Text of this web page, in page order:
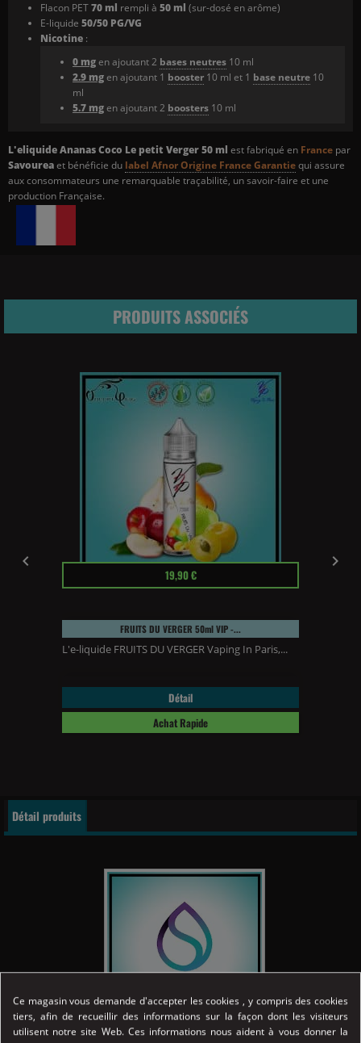
Flacon PET70 ml rempli à 50 ml (sur-dosé en arôme)
E-liquide 50/50 PG/VG
Nicotine :
0 mgen ajoutant 2 bases neutres 10 ml
2.9 mgen ajoutant 1 booster 10 ml et 1 base neutre 10
ml
5.7 mgen ajoutant 2 boosters 10 ml
L'eliquide Ananas Coco Le petit Verger 50 ml est fabriqué en France par
Savoureaet bénéficie du label Afnor Origine France Garantiequi assure
aux consommateurs une remarquable traçabilité, un savoir-faire et une
production Française.
PRODUITS ASSOCIÉS

19,90 €
FRUITS DU VERGER 50ml VIP -...
L'e-liquide FRUITS DU VERGER Vaping In Paris,...
Détail
Achat Rapide

Détail produits
Ce magasin vous demande d'accepter les cookies , y compris des cookies
tiers, afin de recueillir des informations sur la façon dont les visiteurs
utilisent notre site Web. Ces informations nous aident à vous donner la